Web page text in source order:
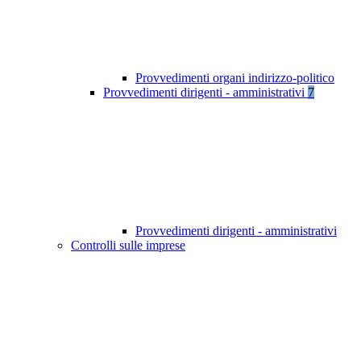
Provvedimenti organi indirizzo-politico
Provvedimenti dirigenti - amministrativi 7
Provvedimenti dirigenti - amministrativi
Controlli sulle imprese